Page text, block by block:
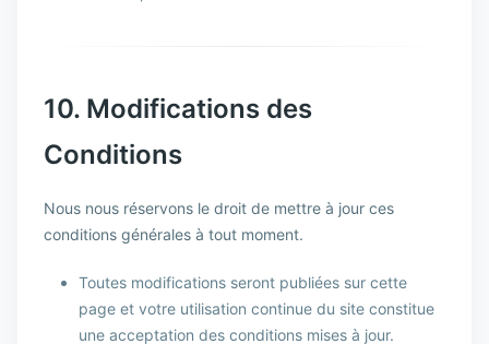
10. Modifications des
Conditions
Nous nous réservons le droit de mettre à jour ces
conditions générales à tout moment.
Toutes modifications seront publiées sur cette
page et votre utilisation continue du site constitue
une acceptation des conditions mises à jour.